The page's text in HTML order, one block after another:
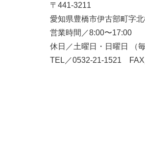
〒441-3211
愛知県豊橋市伊古部町字
営業時間／8:00〜17:00
休日／土曜日・日曜日 （
TEL／0532-21-1521 FAX